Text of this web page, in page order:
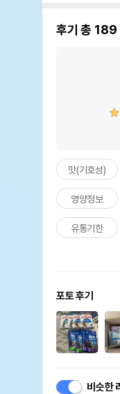
후기 총 189
맛(기호성)
영양정보
유통기한
포토 후기
비슷한